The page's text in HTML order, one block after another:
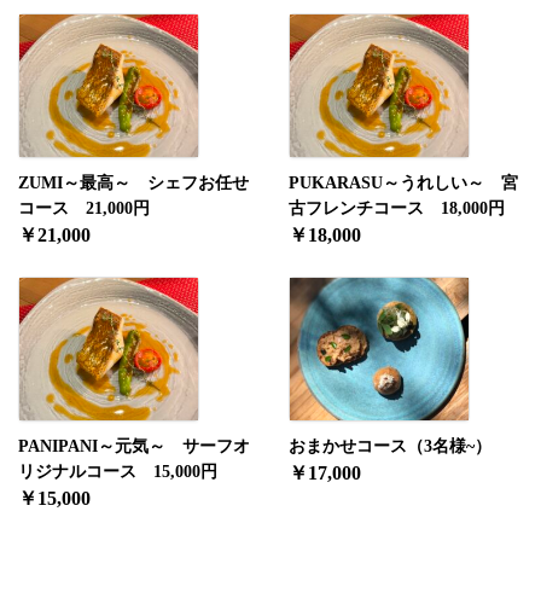
ZUMI～最高～ シェフお任せ
コース 21,000円
￥21,000
PUKARASU～うれしい～ 宮
古フレンチコース 18,000円
￥18,000
PANIPANI～元気～ サーフオ
リジナルコース 15,000円
￥15,000
おまかせコース（3名様~）
￥17,000